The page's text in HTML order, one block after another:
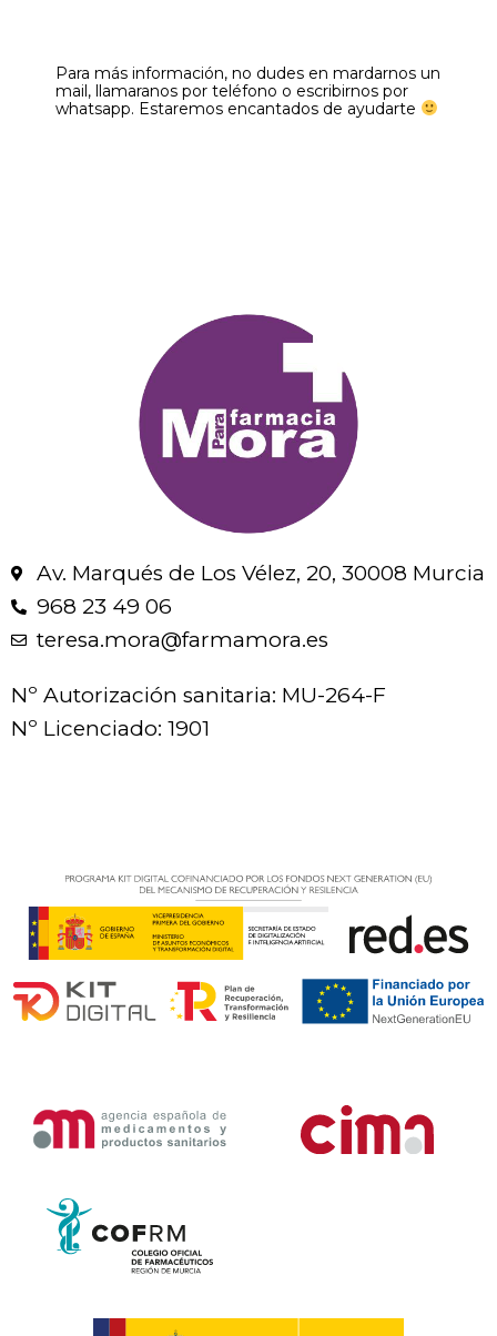
Para más información, no dudes en mardarnos un
mail, llamaranos por teléfono o escribirnos por
whatsapp. Estaremos encantados de ayudarte
Av. Marqués de Los Vélez, 20, 30008 Murcia
968 23 49 06
teresa.mora@farmamora.es
Nº Autorización sanitaria: MU-264-F
Nº Licenciado: 1901